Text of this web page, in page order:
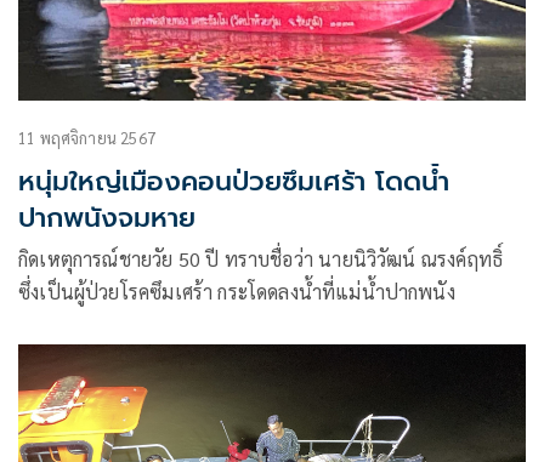
11 พฤศจิกายน 2567
หนุ่มใหญ่เมืองคอนป่วยซึมเศร้า โดดน้ำ
ปากพนังจมหาย
กิดเหตุการณ์ชายวัย 50 ปี ทราบชื่อว่า นายนิวิวัฒน์ ณรงค์ฤทธิ์
ซึ่งเป็นผู้ป่วยโรคซึมเศร้า กระโดดลงน้ำที่แม่น้ำปากพนัง